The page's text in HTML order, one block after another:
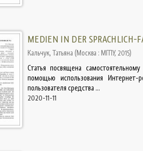
MEDIEN IN DER SPRACHLICH-
Кальчук, Татьяна (Москва : МГПУ, 2015)
Статья посвящена
помощью использования Интернет-
пользователя средства ...
2020-11-11